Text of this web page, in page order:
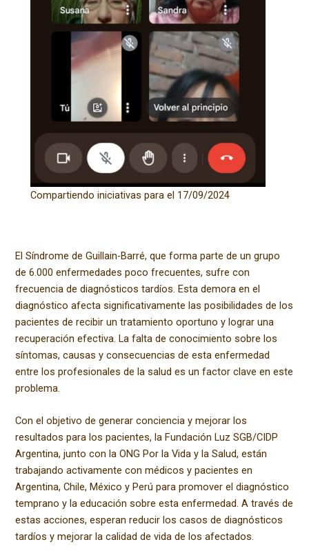
Compartiendo iniciativas para el 17/09/2024
El Síndrome de Guillain-Barré, que forma parte de un grupo
de 6.000 enfermedades poco frecuentes, sufre con
frecuencia de diagnósticos tardíos. Esta demora en el
diagnóstico afecta significativamente las posibilidades de los
pacientes de recibir un tratamiento oportuno y lograr una
recuperación efectiva. La falta de conocimiento sobre los
síntomas, causas y consecuencias de esta enfermedad
entre los profesionales de la salud es un factor clave en este
problema.
Con el objetivo de generar conciencia y mejorar los
resultados para los pacientes, la Fundación Luz SGB/CIDP
Argentina, junto con la ONG Por la Vida y la Salud, están
trabajando activamente con médicos y pacientes en
Argentina, Chile, México y Perú para promover el diagnóstico
temprano y la educación sobre esta enfermedad. A través de
estas acciones, esperan reducir los casos de diagnósticos
tardíos y mejorar la calidad de vida de los afectados.